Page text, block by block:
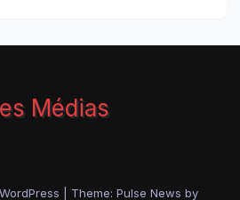
Theme: Pulse News by